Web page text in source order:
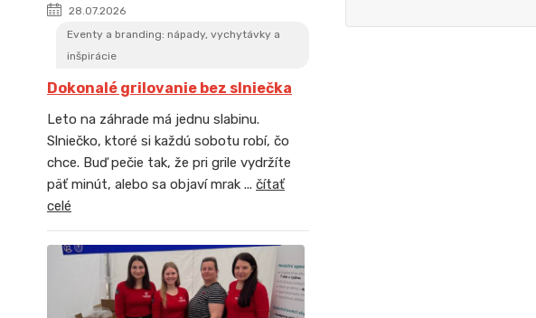
28.07.2026
Eventy a branding: nápady, vychytávky a
inšpirácie
Dokonalé grilovanie bez slniečka
Leto na záhrade má jednu slabinu.
Slniečko, ktoré si každú sobotu robí, čo
chce. Buď pečie tak, že pri grile vydržíte
päť minút, alebo sa objaví mrak ... čítať
celé